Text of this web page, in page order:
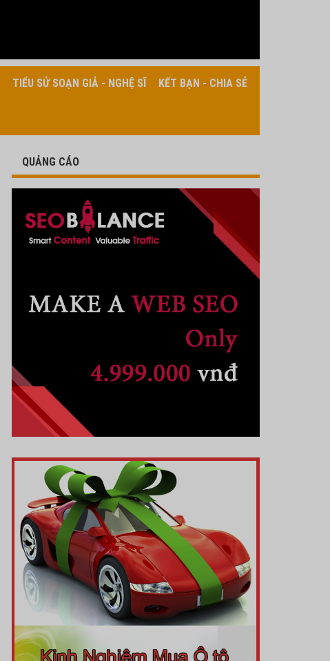
TIỂU SỬ SOẠN GIẢ - NGHỆ SĨ KẾT BẠN - CHIA SẺ
QUẢNG CÁO